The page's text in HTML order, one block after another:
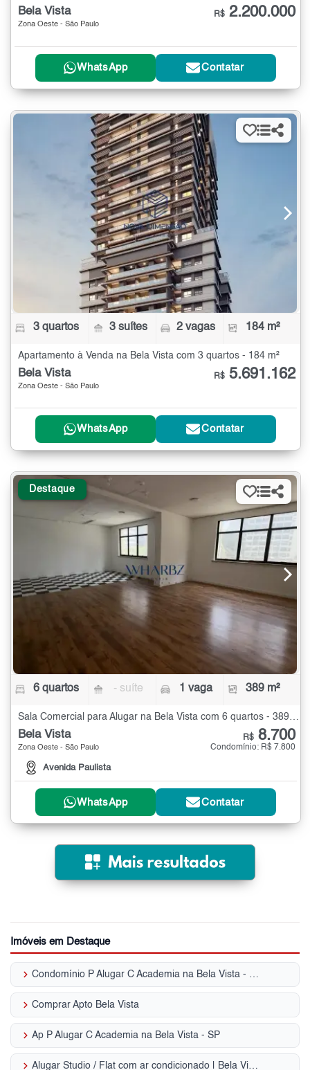
Bela Vista
Zona Oeste - São Paulo
R$ 2.200.000
WhatsApp Contatar
3 quartos 3 suítes 2 vagas 184 m²
Apartamento à Venda na Bela Vista com 3 quartos - 184 m²
Bela Vista
Zona Oeste - São Paulo
R$ 5.691.162
WhatsApp Contatar
Destaque
6 quartos - suíte 1 vaga 389 m²
Sala Comercial para Alugar na Bela Vista com 6 quartos - 389 m²
Bela Vista
Zona Oeste - São Paulo
Avenida Paulista
R$ 8.700
Condomínio: R$ 7.800
WhatsApp Contatar
Imóveis em Destaque
keyboard_arrow_right Condomínio P Alugar C Academia na Bela Vista - SP
keyboard_arrow_right Comprar Apto Bela Vista
keyboard_arrow_right Ap P Alugar C Academia na Bela Vista - SP
keyboard_arrow_right Alugar Studio / Flat com ar condicionado | Bela Vista